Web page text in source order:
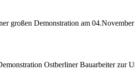
großen Demonstration am
Ostberliner Bauarbeiter zur